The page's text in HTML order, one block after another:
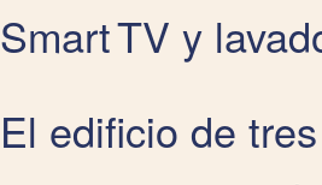
Smart TV y
El edificio de